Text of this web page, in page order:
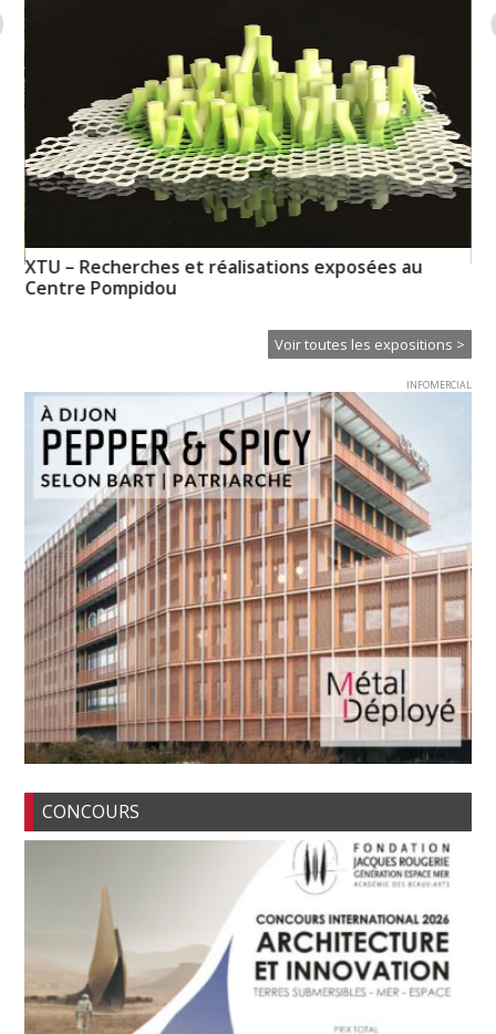
XTU – Recherches et réalisations exposées au
Centre Pompidou
Voir toutes les expositions >
INFOMERCIAL
CONCOURS